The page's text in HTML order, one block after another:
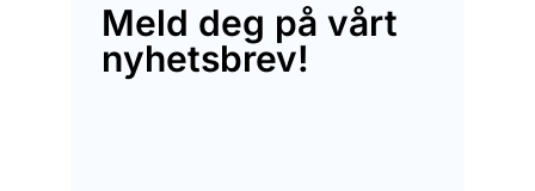
Meld deg på vårt
nyhetsbrev!